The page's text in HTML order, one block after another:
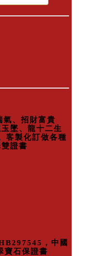
氣、招財富貴
墜、龍十二生
客製化訂做各種
證書
，中國
寶石保證書